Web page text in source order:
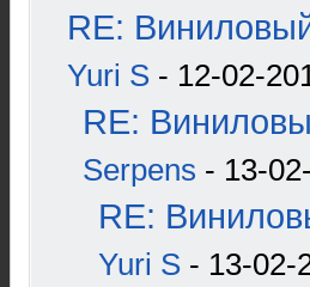
RE:
Yuri S - 12-02-
RE:
Serpens - 13-
RE:
Yuri S - 13-02-